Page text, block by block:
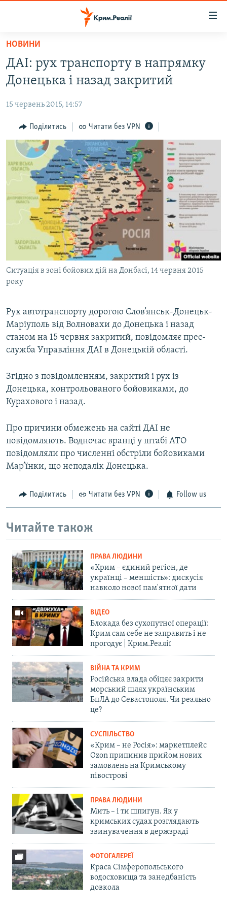
Перейти
основного
матеріалу
до
навігації
Перейти
пошуку
ВОДА.КРИМ
ПОЛІТИКА
БЛОГИ
ПОГЛЯД
ІНТЕРВ'Ю
ВСЕ ЗА ДЕНЬ
СПЕЦПРОЕКТИ
ДЕПОРТАЦІЯ
ВІДЕОУРОКИ «ELIFBE»
СВІДЧЕННЯ ОКУПАЦІЇ
УКРАЇНСЬКА ПРОБЛЕМА КРИМУ
ЯК ОБІЙТИ БЛОКУВАННЯ
Русский
Qırımtatar
Усі сайти RFE/RL
НОВИНИ
ДАІ: рух транспорту в напрямку
Донецька і назад закритий
15 червень 2015, 14:57
Поділитись Читати без VPN
Ситуація в зоні бойових дій на Донбасі, 14 червня 2015
року
Рух автотранспорту дорогою Слов’янськ-Донецьк-
Маріуполь від Волновахи до Донецька і назад
станом на 15 червня закритий, повідомляє прес-
служба Управління ДАІ в Донецькій області.
Згідно з повідомленням, закритий і рух із
Донецька, контрольованого бойовиками, до
Курахового і назад.
Про причини обмежень на сайті ДАІ не
повідомляють. Водночас вранці у штабі АТО
повідомляли про численні обстріли бойовиками
Мар’їнки, що неподалік Донецька.
Поділитись Читати без VPN Follow us
Читайте також
ПРАВА ЛЮДИНИ
«Крим – єдиний регіон, де
українці – меншість»: дискусія
навколо нової пам'ятної дати
ВІДЕО
Блокада без сухопутної операції:
Крим сам себе не заправить і не
прогодує | Крим.Реалії
ВІЙНА ТА КРИМ
Російська влада обіцяє закрити
морський шлях українським
БпЛА до Севастополя. Чи реально
це?
СУСПІЛЬСТВО
«Крим – не Росія»: маркетплейс
Ozon припинив прийом нових
замовлень на Кримському
півострові
ПРАВА ЛЮДИНИ
Мить – і ти шпигун. Як у
кримських судах розглядають
звинувачення в держзраді
ФОТОГАЛЕРЕЇ
Краса Сімферопольського
водосховища та занедбаність
довкола